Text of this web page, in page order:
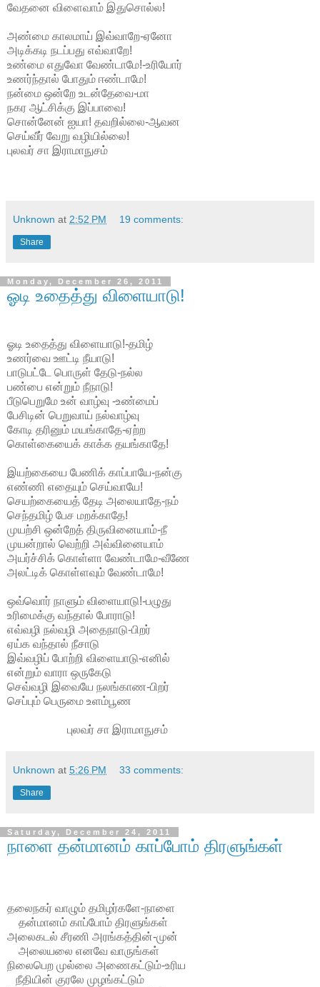
வேதனை விளைவாம் இதுசொல்ல!
அண்மை காலமாய் இவ்வாறே-ஏனோ
அடிக்கடி நடப்பது எவ்வாறே!
உண்மை எதுவோ வேண்டாமே!-உரியோர்
உணர்ந்தால் போதும் ஈண்டாமே!
நன்மை ஒன்றே உடன்தேவை-மா
நகர ஆட்சிக்கு இப்பாவை!
சொன்னேன் ஐயா! தவறில்லை-ஆவன
செய்வீர் வேறு வழியில்லை!
புலவர் சா இராமாநுசம்
Unknown at 2:52 PM 19 comments:
Share
Monday, December 26, 2011
ஓடி உதைத்து விளையாடு!
ஓடி உதைத்து விளையாடு!-தமிழ்
உணர்வை ஊட்டி நீயாடு!
பாடுபட்டே பொருள் தேடு-நல்ல
பண்பை என்றும் நீநாடு!
பீடுபெறுமே உன் வாழ்வு -உண்மைப்
பேசிடின் பெறுவாய் நல்வாழ்வு
கோடி தரினும் மயங்காதே-ஏற்ற
கொள்கையைக் காக்க தயங்காதே!
இயற்கையை பேணிக் காப்பாயே-நன்கு
எண்ணி எதையும் செய்வாயே!
செயற்கையைத் தேடி அலையாதே-நம்
செந்தமிழ் பேச மறக்காதே!
முயற்சி ஒன்றேத் திருவினையாம்-நீ
முயன்றால் வெற்றி அவ்வினையாம்
அயர்ச்சிக் கொள்ளா வேண்டாமே-வீணே
அலட்டிக் கொள்ளவும் வேண்டாமே!
ஒவ்வொர் நாளும் விளையாடு!-பழுது
உரிமைக்கு வந்தால் போராடு!
எவ்வழி நல்வழி அதைநாடு-பிறர்
ஏய்க வந்தால் நீசாடு
இவ்வழிப் போற்றி விளையாடு-எனில்
என்றும் வாரா ஒருகேடு
செவ்வழி இவையே நலங்காண-பிறர்
செப்பும் பெருமை உளம்பூண
புலவர் சா இராமாநுசம்
Unknown at 5:26 PM 33 comments:
Share
Saturday, December 24, 2011
நாளை தன்மானம் காப்போம் திரளுங்கள்
தலைநகர் வாழும் தமிழர்களே-நாளை
தன்மானம் காப்போம் திரளுங்கள்
அலைகடல் சீரணி அரங்கத்தின்-முன்
அலையலை எனவே வாருங்கள்
நிலைபெற முல்லை அணைகட்டும்-உரிய
நீதியின் குரலே முழங்கட்டும்